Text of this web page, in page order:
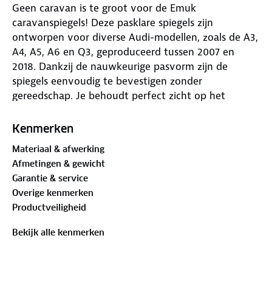
Geen caravan is te groot voor de Emuk
caravanspiegels! Deze pasklare spiegels zijn
ontworpen voor diverse Audi-modellen, zoals de A3,
A4, A5, A6 en Q3, geproduceerd tussen 2007 en
2018. Dankzij de nauwkeurige pasvorm zijn de
spiegels eenvoudig te bevestigen zonder
gereedschap. Je behoudt perfect zicht op het
ontwerp past naadloos bij je originele spiegels.
De specifieke bevestigingsbeugels van
trillingsdempend gegoten aluminium zorgen voor
een stabiele en trillingsvrije montage. De
aerodynamische spiegelkoppen verminderen
windweerstand, terwijl de schuimrubberen laag op
de beugels beschermt tegen beschadigingen en
Kenmerken
Materiaal & afwerking
Afmetingen & gewicht
Garantie & service
Overige kenmerken
Productveiligheid
Bekijk alle kenmerken